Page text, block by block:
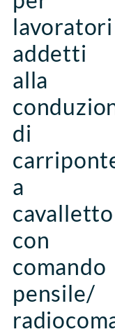
lavoratori
addetti
alla
di
a
cavalletto
con
comando
pensile/